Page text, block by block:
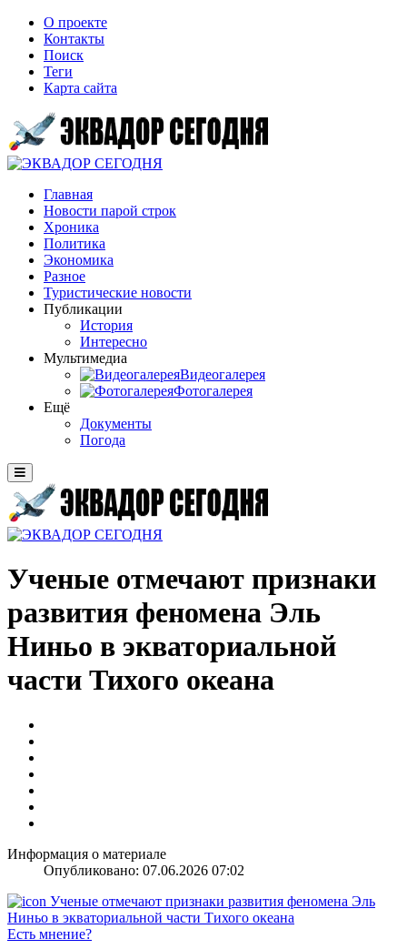
О проекте
Контакты
Поиск
Теги
Карта сайта
Главная
Новости парой строк
Хроника
Политика
Экономика
Разное
Туристические новости
Публикации
История
Интересно
Мультимедиа
Видеогалерея
Фотогалерея
Ещё
Документы
Погода
Ученые отмечают признаки
развития феномена Эль
Ниньо в экваториальной
части Тихого океана
Информация о материале
Опубликовано: 07.06.2026 07:02
Есть мнение?